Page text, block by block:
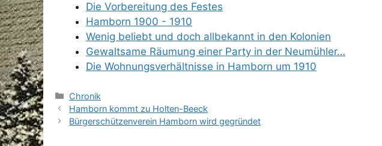
Die Vorbereitung des Festes
Hamborn 1900 - 1910
Wenig beliebt und doch allbekannt in den Kolonien
Gewaltsame Räumung einer Party in der Neumühler…
Die Wohnungsverhältnisse in Hamborn um 1910
Kategorien
Chronik
Hamborn kommt zu Holten-Beeck
Bürgerschützenverein Hamborn wird gegründet